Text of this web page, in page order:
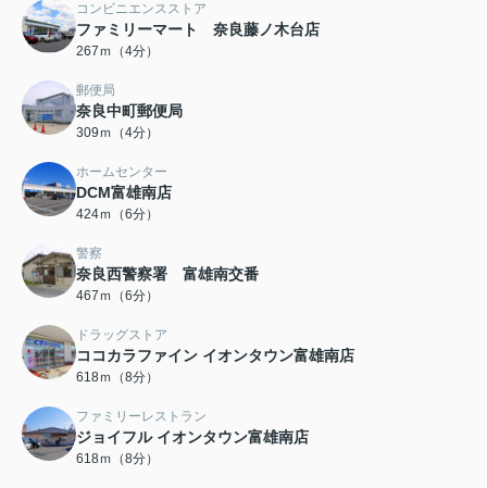
コンビニエンスストア
ファミリーマート 奈良藤ノ木台店
267ｍ（4分）
郵便局
奈良中町郵便局
309ｍ（4分）
ホームセンター
DCM富雄南店
424ｍ（6分）
警察
奈良西警察署 富雄南交番
467ｍ（6分）
ドラッグストア
ココカラファイン イオンタウン富雄南店
618ｍ（8分）
ファミリーレストラン
ジョイフル イオンタウン富雄南店
618ｍ（8分）